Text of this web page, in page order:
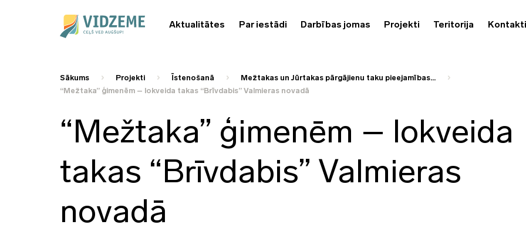
Aktualitātes Par iestādi Darbības jomas Projekti Teritorija Kontakti
Sākums Projekti Īstenošanā
Mežtakas un Jūrtakas pārgājienu taku pieejamības...
“Mežtaka” ģimenēm – lokveida takas “Brīvdabis” Valmieras novadā
“Mežtaka” ģimenēm – lokveida
takas “Brīvdabis” Valmieras
novadā